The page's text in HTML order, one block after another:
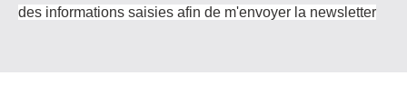
des informations saisies afin de m'envoyer la newsletter